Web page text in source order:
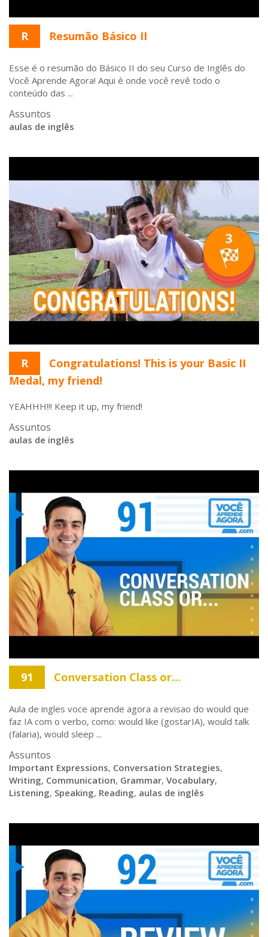
R Resumão Básico II
Esse é o resumão do Básico II do seu Curso de Inglês do
Você Aprende Agora! Aqui é onde você revê todo o
conteúdo das ...
Assuntos
aulas de inglês
R
Congratulations! This is your Basic II
Medal, my friend!
YEAHHH!!! Keep it up, my friend!
Assuntos
aulas de inglês
91 Conversation Class or...
Aula de ingles voce aprende agora a revisao do would que
faz IA com o verbo, como: would like (gostarIA), would talk
(falaria), would sleep ...
Assuntos
Important Expressions, Conversation Strategies,
Writing, Communication, Grammar, Vocabulary,
Listening, Speaking, Reading, aulas de inglês